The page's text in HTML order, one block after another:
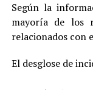
Según la
mayoría de los
relacionados con
El desglose de